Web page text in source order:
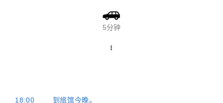
5分钟
18:00 到旅馆今晚。